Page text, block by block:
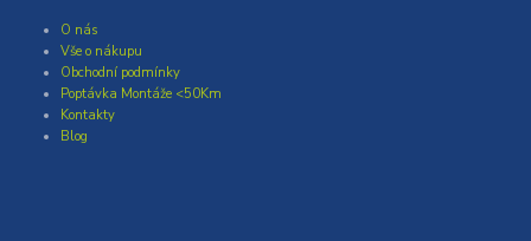
O nás
Vše o nákupu
Obchodní podmínky
Poptávka Montáže <50Km
Kontakty
Blog